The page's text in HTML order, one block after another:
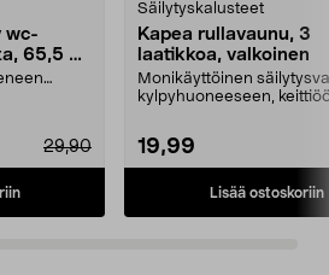
wc-
65,5 x
29,90
Säilytyskalusteet
Kapea rullavaunu, 3
laatikkoa, valkoinen
Monikäyttöinen
kylpyhuoneeseen,
19,99
Lisää ostoskoriin